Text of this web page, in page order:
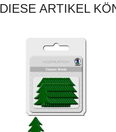
DIESE ARTIKEL